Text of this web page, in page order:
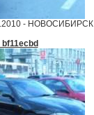
- НОВОСИБИРСК